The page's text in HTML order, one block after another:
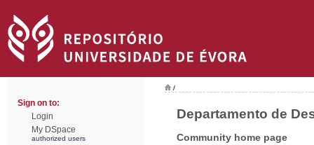
Sign on to:
Login
My DSpace
authorized users
/
Departamento de
Community home page